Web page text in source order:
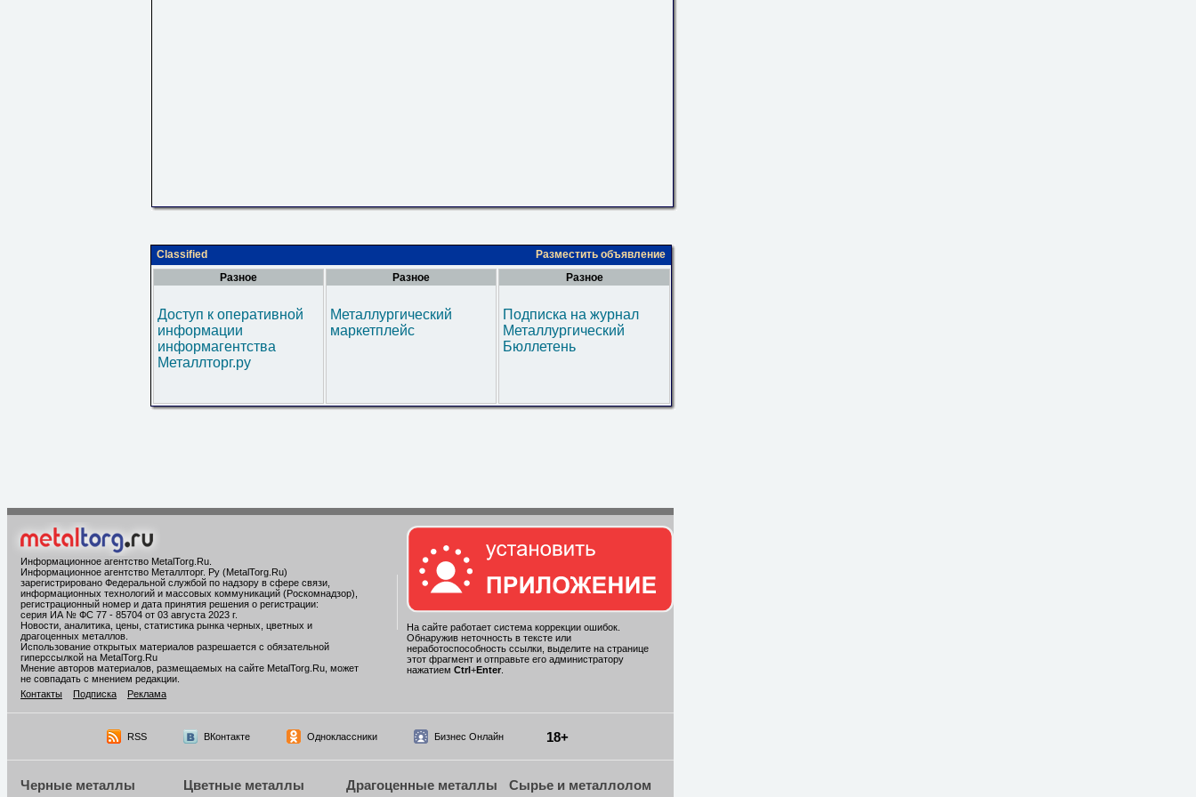
Classified
Разместить объявление
Разное
Доступ к оперативной
информации
информагентства
Металлторг.ру
Разное
Металлургический
маркетплейс
Разное
Подписка на журнал
Металлургический
Бюллетень
Информационное агентство MetalTorg.Ru
Информационное агентство Металлторг. Ру (MetalTorg.Ru)
зарегистрировано Федеральной службой по надзору в сфере связи,
информационных технологий и массовых коммуникаций (Роскомнадзор),
регистрационный номер и дата принятия решения о регистрации:
серия ИА № ФС 77 - 85704 от 03 августа 2023 г.
Новости, аналитика, цены, статистика рынка черных, цветных и
драгоценных металлов.
Использование открытых материалов разрешается с обязательной
гиперссылкой на MetalTorg.Ru
Мнение авторов материалов, размещаемых на сайте MetalTorg.Ru, может
не совпадать с мнением редакции.
Контакты
Подписка Реклама
На сайте работает система коррекции ошибок.
Обнаружив неточность в тексте или
неработоспособность ссылки, выделите на странице
этот фрагмент и отправьте его администратору
нажатием Ctrl +Enter.
RSS ВКонтакте Одноклассники Бизнес Онлайн 18+
Черные металлы Цветные металлы Драгоценные металлы Сырье и металлолом